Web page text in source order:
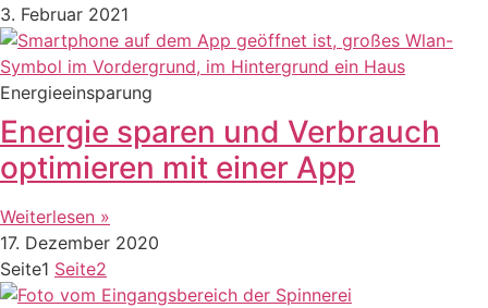
3. Februar 2021
Energieeinsparung
Energie sparen und Verbrauch
optimieren mit einer App
Weiterlesen »
17. Dezember 2020
Seite1 Seite2